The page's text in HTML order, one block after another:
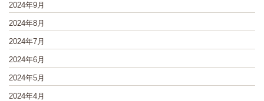
2024年9月
2024年8月
2024年7月
2024年6月
2024年5月
2024年4月